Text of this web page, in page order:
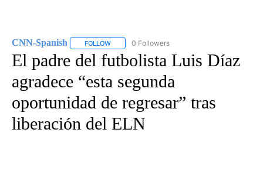
CNN-Spanish FOLLOW FOLLOW "CNN-SPANISH" TO RECEIVE
0 Followers
El padre del futbolista Luis Díaz
agradece “esta segunda
oportunidad de regresar” tras
liberación del ELN